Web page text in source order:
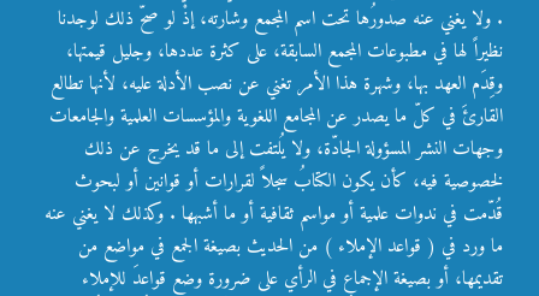
. ولا يغني عنه صدورُها تحت اسم المجمع وشارته، إذْ لو صحّ ذلك لوجدنا
نظيراً لها في مطبوعات المجمع السابقة، على كثرة عددها، وجليل قيمتها،
وقِدَم العهد بها، وشهرة هذا الأمر تغني عن نصب الأدلة عليه، لأنها تطالع
القارئَ في كلّ ما يصدر عن المجامع اللغوية والمؤسسات العلمية والجامعات
وجهات النشر المسؤولة الجادّة، ولا يُلتفت إلى ما قد يخرج عن ذلك
لخصوصية فيه، كأن يكون الكتابُ سجلاً لقرارات أو قوانين أو لبحوث
قُدّمت في ندوات علمية أو مواسم ثقافية أو ما أشبهها . وكذلك لا يغني عنه
ما ورد في ( قواعد الإملاء ) من الحديث بصيغة الجمع في مواضع من
تقديمها، أو بصيغة الإجماع في الرأي على ضرورة وضع قواعدَ للإملاء